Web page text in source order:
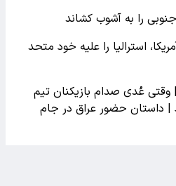
را به آشوب کشاند
استرالیا را علیه خود متحد
عُدی صدام بازیکنان تیم
| داستان حضور عراق در جام